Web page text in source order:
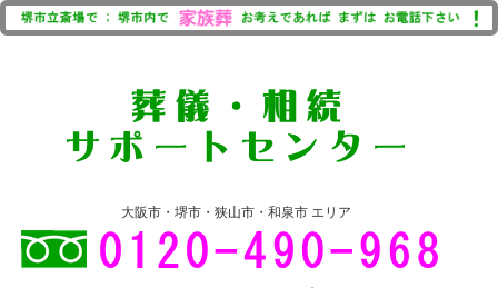
大阪市・堺市・狭山市・和泉市 エリア